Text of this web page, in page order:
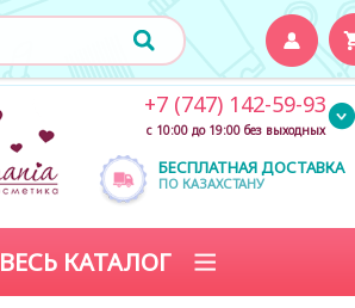
БЕСПЛАТНАЯ ДОСТАВКА
ПО КАЗАХСТАНУ
+7 (747) 142-59-93
с 10:00 до 19:00 без выходных
ВЕСЬ КАТАЛОГ